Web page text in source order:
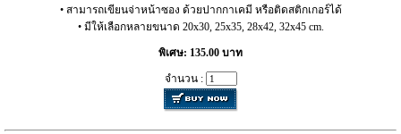
• สามารถเขียนจ่าหน้าซอง ด้วยปากกาเคมี หรือติดสติกเกอร์ได้
• มีให้เลือกหลายขนาด 20x30, 25x35, 28x42, 32x45 cm.
พิเศษ: 135.00 บาท
จำนวน :